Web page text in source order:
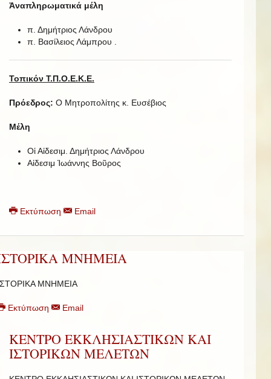
Ἀναπληρωματικά μέλη
π. Δημήτριος Λάνδρου
π. Βασίλειος Λάμπρου .
Τοπικόν Τ.Π.Ο.Ε.Κ.Ε.
Πρόεδρος: Ο Μητροπολίτης κ. Ευσέβιος
Μέλη
Οἱ Αἰδεσιμ. Δημήτριος Λάνδρου
Αἰδεσιμ Ἰωάννης Βοῦρος
Εκτύπωση Email
ΜΝΗΜΕΙΑ
ΜΝΗΜΕΙΑ
Εκτύπωση Email
ΚΕΝΤΡΟ ΕΚΚΛΗΣΙΑΣΤΙΚΩΝ ΚΑΙ
ΙΣΤΟΡΙΚΩΝ ΜΕΛΕΤΩΝ